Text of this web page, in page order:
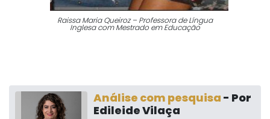
Raissa Maria Queiroz – Professora de Língua
Inglesa com Mestrado em Educação
Análise com pesquisa - Por
Edileide Vilaça